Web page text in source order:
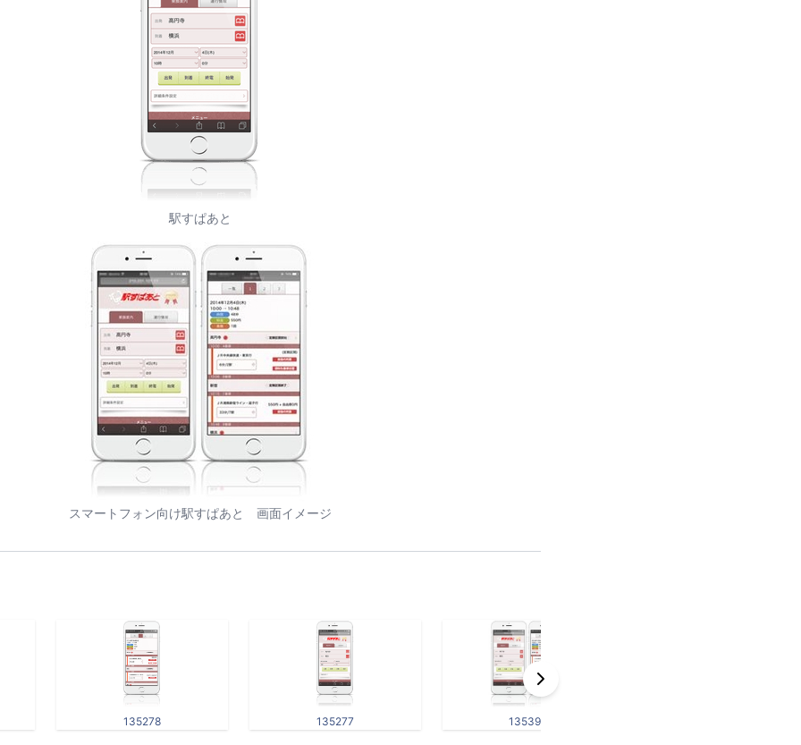
駅すぱあと
スマートフォン向け駅すぱあと 画面イメージ
135278 135277 135394